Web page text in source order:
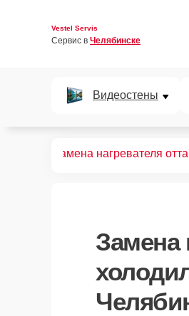
Vestel Servis
Сервис в Челябинске
Видеостены
Замена нагревателя
Замена